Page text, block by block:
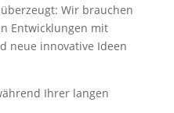
Wir brauchen
Entwicklungen mit
neue innovative Ideen
Ihrer langen